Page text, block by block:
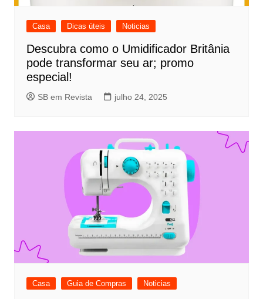
Casa Dicas úteis Noticias
Descubra como o Umidificador Britânia
pode transformar seu ar; promo
especial!
SB em Revista julho 24, 2025
Casa Guia de Compras Noticias